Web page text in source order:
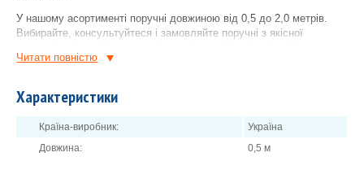
У нашому асортименті поручні довжиною від 0,5 до 2,0 метрів.
Вибирайте, консультуйтеся і замовляйте поручні з якісної
Доставка в будь-який регіон України!
Читати повнiстю
Характеристики
Країна-виробник:
Україна
Довжина:
0,5 м